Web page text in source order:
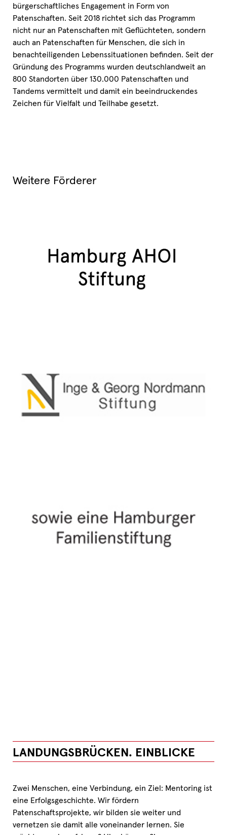
bürgerschaftliches Engagement in Form von
Patenschaften. Seit 2018 richtet sich das Programm
nicht nur an Patenschaften mit Geflüchteten, sondern
auch an Patenschaften für Menschen, die sich in
benachteiligenden Lebenssituationen befinden. Seit der
Gründung des Programms wurden deutschlandweit an
800 Standorten über 130.000 Patenschaften und
Tandems vermittelt und damit ein beeindruckendes
Zeichen für Vielfalt und Teilhabe gesetzt.
Weitere Förderer
LANDUNGSBRÜCKEN. EINBLICKE
Zwei Menschen, eine Verbindung, ein Ziel: Mentoring ist
eine Erfolgsgeschichte. Wir fördern
Patenschaftsprojekte, wir bilden sie weiter und
vernetzen sie damit alle voneinander lernen. Sie